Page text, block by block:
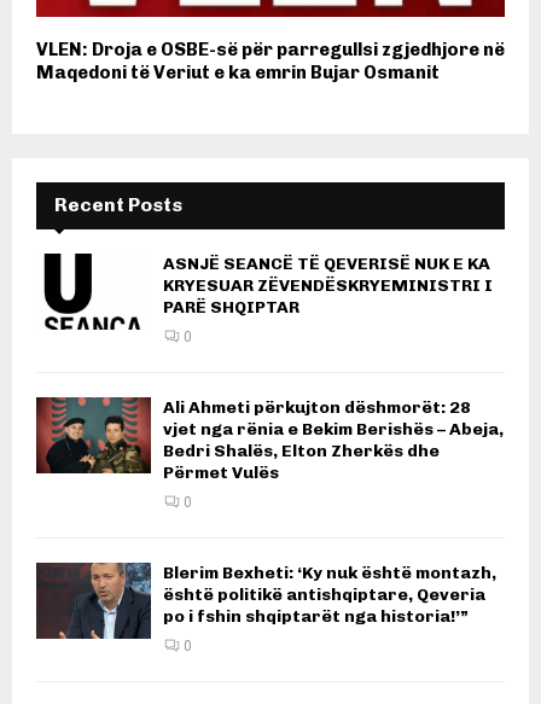
VLEN: Droja e OSBE-së për parregullsi zgjedhjore në
Maqedoni të Veriut e ka emrin Bujar Osmanit
Recent Posts
ASNJË SEANCË TË QEVERISË NUK E KA
KRYESUAR ZËVENDËSKRYEMINISTRI I
PARË SHQIPTAR
0
Ali Ahmeti përkujton dëshmorët: 28
vjet nga rënia e Bekim Berishës – Abeja,
Bedri Shalës, Elton Zherkës dhe
Përmet Vulës
0
Blerim Bexheti: ‘Ky nuk është montazh,
është politikë antishqiptare, Qeveria
po i fshin shqiptarët nga historia!’”
0